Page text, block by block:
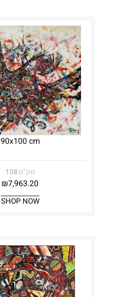
90x100 cm
מק"ט:108
₪7,963.20
SHOP NOW